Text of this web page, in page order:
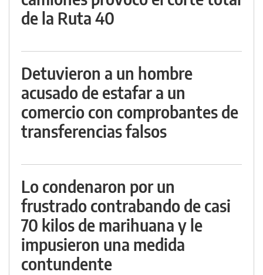
de la Ruta 40
Detuvieron a un hombre
acusado de estafar a un
comercio con comprobantes de
transferencias falsos
Lo condenaron por un
frustrado contrabando de casi
70 kilos de marihuana y le
impusieron una medida
contundente